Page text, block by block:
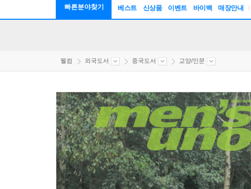
빠른분야찾기 베스트 신상품 이벤트 바이백 매장안내
웰컴 외국도서 중국도서 교양/인문